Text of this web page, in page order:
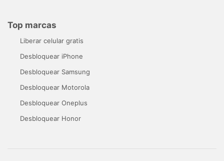
Top marcas
Liberar celular gratis
Desbloquear iPhone
Desbloquear Samsung
Desbloquear Motorola
Desbloquear Oneplus
Desbloquear Honor